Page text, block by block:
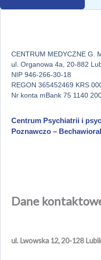
Dane
ul. Lwowska 12, 20-128
CENTRUM MEDYCZNE G.
ul. Organowa 4a, 20-882
NIP 946-266-30-18
REGON 365452469 KRS
Nr konta mBank 75 1140
Centrum Psychiatrii i
Poznawczo –